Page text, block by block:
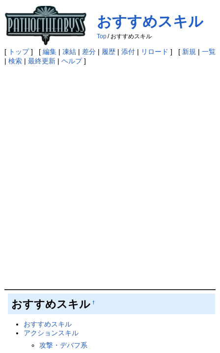
おすすめスキル
Top/ おすすめスキル
[ トップ] [ 編集| 凍結| 差分| 履歴| 添付| リロード ] [ 新規 | 一覧
| 検索| 最終更新| ヘルプ]
おすすめスキル †
おすすめスキル
アクションスキル
攻撃・デバフ系